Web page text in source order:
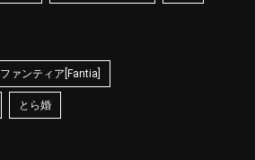
ファンティア[Fantia]
とら婚